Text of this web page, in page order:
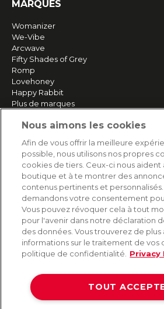
MARQUES
Womanizer
We-Vibe
Arcwave
Fifty Shades of Grey
Romp
Lovehoney
Happy Rabbit
Plus de marques
SERVICE
Livraison rapide et gratuite
Retours & remboursements
Paiement sécurisé
AIDE
Contact
Livraison et expédition
Foire aux questions
Protection des données
Nous aimons les cookies
Afin de vous offrir la meilleure
possible, nous utilisons nos propres
cookies de tiers. Ceux-ci nous aident
boutique et à te montrer des
contenus pertinents et
demandons votre consentement
Vous pouvez révoquer cela à tout
pour l'avenir dans notre déclaration
des données. Vous trouverez de plus
informations sur le traitement de vos
politique de confidentialité.
Privacy
TOUT